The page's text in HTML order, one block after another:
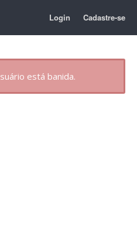
Login Cadastre-se
está banida.